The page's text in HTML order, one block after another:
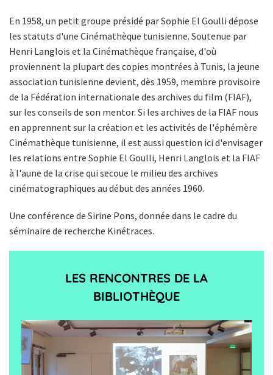
En 1958, un petit groupe présidé par Sophie El Goulli dépose
les statuts d'une Cinémathèque tunisienne. Soutenue par
Henri Langlois et la Cinémathèque française, d'où
proviennent la plupart des copies montrées à Tunis, la jeune
association tunisienne devient, dès 1959, membre provisoire
de la Fédération internationale des archives du film (FIAF),
sur les conseils de son mentor. Si les archives de la FIAF nous
en apprennent sur la création et les activités de l'éphémère
Cinémathèque tunisienne, il est aussi question ici d'envisager
les relations entre Sophie El Goulli, Henri Langlois et la FIAF
à l'aune de la crise qui secoue le milieu des archives
cinématographiques au début des années 1960.
Une conférence de Sirine Pons, donnée dans le cadre du
séminaire de recherche Kinétraces.
LES RENCONTRES DE LA
BIBLIOTHÈQUE